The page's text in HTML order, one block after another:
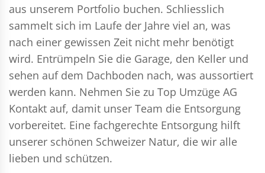
aus unserem Portfolio buchen. Schliesslich
sammelt sich im Laufe der Jahre viel an, was
nach einer gewissen Zeit nicht mehr benötigt
wird. Entrümpeln Sie die Garage, den Keller und
sehen auf dem Dachboden nach, was aussortiert
werden kann. Nehmen Sie zu Top Umzüge AG
Kontakt auf, damit unser Team die Entsorgung
vorbereitet. Eine fachgerechte Entsorgung hilft
unserer schönen Schweizer Natur, die wir alle
lieben und schützen.